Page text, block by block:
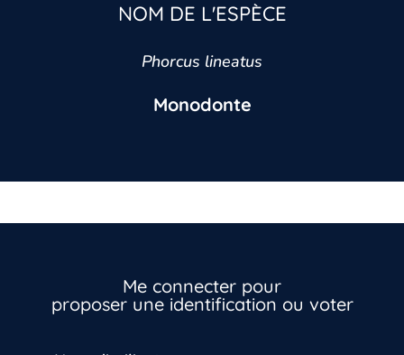
NOM DE L'ESPÈCE
Phorcus lineatus
Monodonte
Me connecter pour
proposer une identification ou voter